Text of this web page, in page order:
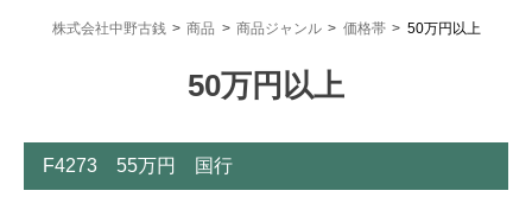
株式会社中野古銭 > 商品 > 商品ジャンル > 価格帯 > 50万円以上
50万円以上
F4273 55万円 国行